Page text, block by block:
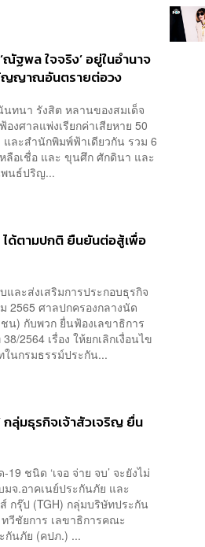
ฐพล ใจจริง’ อยู่ในอำนาจ
ญญาณอันตรายต่อวง
ทนา รังสิต หลานของสมเด็จ
งศาลแพ่งเรียกค่าเสียหาย 50
ละสำนักพิมพ์ฟ้าเดียวกัน รวม 6
ลือเชื่อ และ ขุนศึก ศักดินา และ
นธ์ปริญ...
ได้ตามปกติ ยืนยันต่อสู้เพื่อ
ละส่งเสริมการประกอบธุรกิจ
2565 ศาลปกครองกลางนัด
น) กับพวก ยื่นฟ้องเลขาธิการ
2564 เรื่อง ให้ยกเลิกเงื่อนไข
นกรมธรรม์ประกัน...
กลุ่มธุรกิจเจ้าสัวเจริญ ยื่น
ชนิด ‘เจอ จ่าย จบ’ จะยังไม่
จ.อาคเนย์ประกันภัย และ
กรุ๊ป (TGH) กลุ่มบริษัทประกัน
วีชัยการ เลขาธิการคณะ
กันภัย (คปภ.) ...